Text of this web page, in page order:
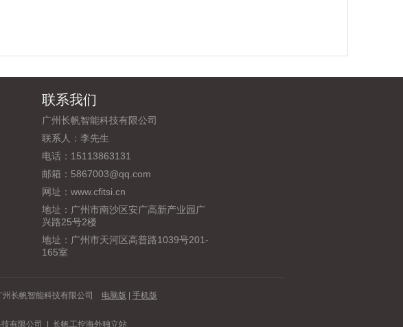
联系我们
广州长帆智能科技有限公司
联系人：李先生
电话：15113863131
邮箱：5867003@qq.com
网址： www.cfitsi.cn
地址：广州市南沙区安广高新产业园广
兴路25号2楼
地址：广州市天河区高普路1039号201-
165室
长帆智能科技有限公司 电脑版 手机版
有限公司 长帆工控海外独立站